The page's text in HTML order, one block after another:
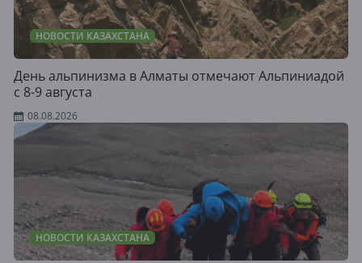
НОВОСТИ КАЗАХСТАНА
День альпинизма в Алматы отмечают Альпиниадой
с 8-9 августа
08.08.2026
НОВОСТИ КАЗАХСТАНА